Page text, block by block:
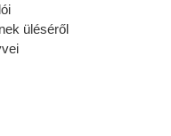
üléséről